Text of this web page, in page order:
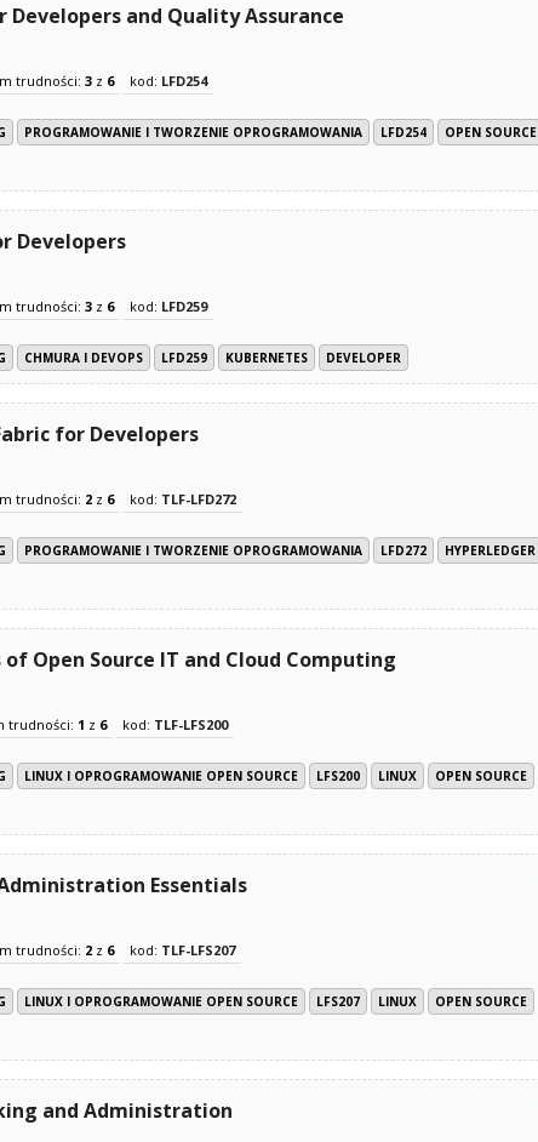
Developers and Quality Assurance
trudności: 3 z 6 kod: LFD254
PROGRAMOWANIE I TWORZENIE OPROGRAMOWANIA LFD254
OPEN SOURCE
Developers
trudności: 3 z 6 kod: LFD259
CHMURA I DEVOPS LFD259 KUBERNETES DEVELOPER
for Developers
trudności: 2 z 6 kod: TLF-LFD272
PROGRAMOWANIE I TWORZENIE OPROGRAMOWANIA LFD272
HYPERLEDGER
of Open Source IT and Cloud Computing
trudności: 1 z 6 kod: TLF-LFS200
LINUX I OPROGRAMOWANIE OPEN SOURCE LFS200 LINUX
OPEN SOURCE
Essentials
trudności: 2 z 6 kod: TLF-LFS207
LINUX I OPROGRAMOWANIE OPEN SOURCE LFS207 LINUX
OPEN SOURCE
and Administration